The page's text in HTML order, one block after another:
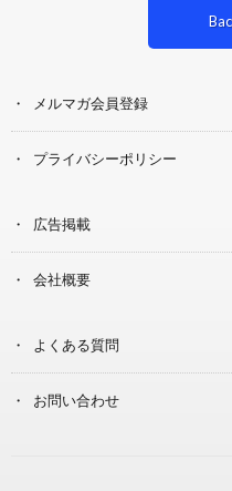
メルマガ会員登録
プライバシーポリシー
広告掲載
会社概要
よくある質問
お問い合わせ